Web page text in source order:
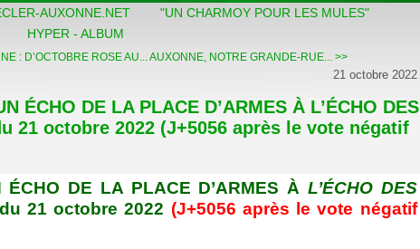
AUXONNE.NET
"UN CHARMOY POUR LES MULES"
HYPER - ALBUM
: D’OCTOBRE ROSE AU...AUXONNE, NOTRE GRANDE-RUE... >>
21 octobre 2022
ÉCHO DE LA PLACE D’ARMES À L’ÉCHO DES
21 octobre 2022 (J+5056 après le vote négatif
ÉCHO DE LA PLACE D’ARMES À L’ÉCHO DES
21 octobre 2022 (J+5056 après le vote négatif